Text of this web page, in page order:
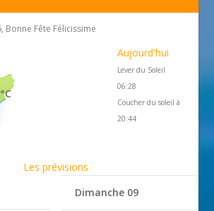
Bonne Fête Félicissime
Aujourd'hui
Lever du Soleil
06:28
Coucher du soleil à
20:44
Les prévisions
Dimanche 09